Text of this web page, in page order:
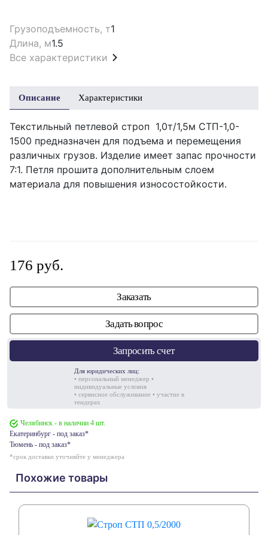
Грузоподъемность, т1
Длина, м1.5
Все характеристики
Описание Характеристики
Текстильный петлевой строп 1,0т/1,5м СТП-1,0-
1500 предназначен для подъема и перемещения
различных грузов. Изделие имеет запас прочности
7:1. Петля прошита дополнительным слоем
материала для повышения износостойкости.
176 руб.
Заказать
Задать вопрос
Запросить счет
Для юридических лиц:
• персональный менеджер •
индивидуальные условия
• сервисное обслуживание • участие в
тендерах
Челябинск - в наличии 4 шт.
Екатеринбург - под заказ*
Тюмень - под заказ*
*срок доставки уточняйте у менеджера
Похожие товары